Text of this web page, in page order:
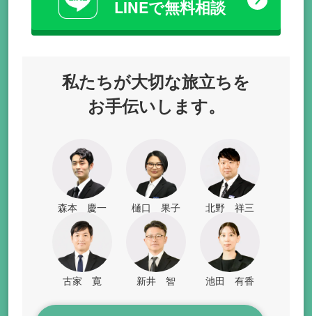
LINEで無料相談
私たちが大切な旅立ちを
お手伝いします。
森本 慶一 樋口 果子 北野 祥三
古家 寛 新井 智 池田 有香